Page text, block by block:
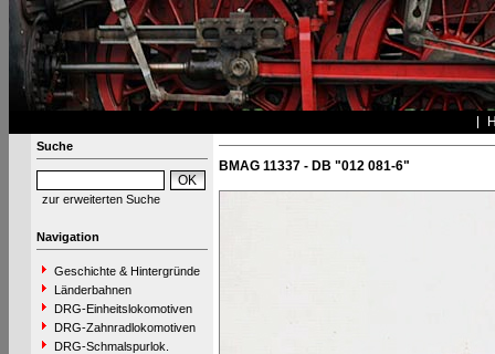
Suche
zur erweiterten Suche
Navigation
Geschichte & Hintergründe
Länderbahnen
DRG-Einheitslokomotiven
DRG-Zahnradlokomotiven
DRG-Schmalspurlok.
BMAG 11337 - DB "012 081-6"